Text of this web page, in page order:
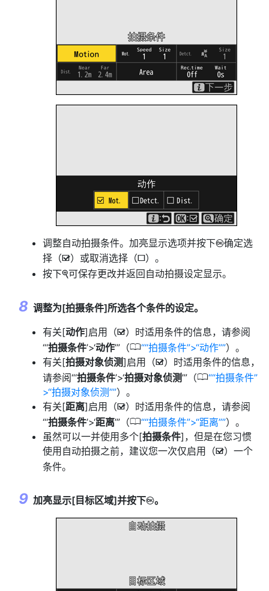
调整自动拍摄条件。加亮显示选项并按下J确定选
择（M）或取消选择（U）。
按下X可保存更改并返回自动拍摄设定显示。
调整为[拍摄条件]所选各个条件的设定。
有关[动作]启用（M）时适用条件的信息，请参阅
“‘拍摄条件’>‘动作’”（0 “拍摄条件”>“动作” ）。
有关[拍摄对象侦测]启用（M）时适用条件的信息，
请参阅“‘拍摄条件’>‘拍摄对象侦测’”（0 “拍摄条件”
>“拍摄对象侦测” ）。
有关[距离]启用（M）时适用条件的信息，请参阅
“‘拍摄条件’>‘距离’”（0 “拍摄条件”>“距离” ）。
虽然可以一并使用多个[拍摄条件]，但是在您习惯
使用自动拍摄之前，建议您一次仅启用（M）一个
条件。
加亮显示[ 目标区域]并按下J。